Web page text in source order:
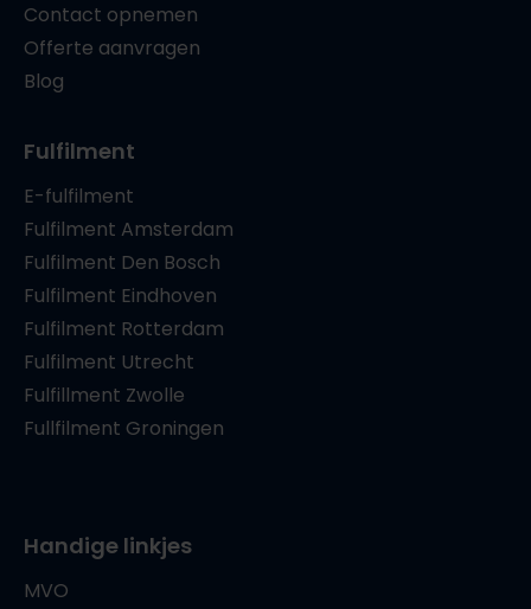
Contact opnemen
Offerte aanvragen
Blog
Fulfilment
E-fulfilment
Fulfilment Amsterdam
Fulfilment Den Bosch
Fulfilment Eindhoven
Fulfilment Rotterdam
Fulfilment Utrecht
Fulfillment Zwolle
Fullfilment Groningen
Handige linkjes
MVO